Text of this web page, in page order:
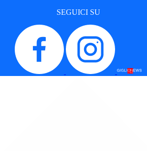
SEGUICI SU